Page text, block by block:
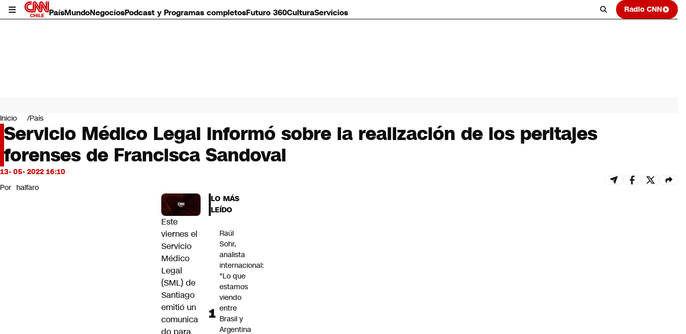
PaísMundoNegociosPodcast y Programas completosFuturo 360CulturaServicios Radio CNN
Mundo
Negocios
Deportes
Programas completos
Cultura
Servicios
Bits
CNN Data
Inicio País
Servicio Médico Legal informó sobre la realización de los peritajes
forenses de Francisca Sandoval
13- 05- 2022 16:10
Por halfaro
Este
viernes el
Servicio
Médico
Legal
(SML) de
Santiago
emitió un
comunica
do para
LO MÁS
LEÍDO
Raúl
Sohr,
analista
internacional:
"Lo que
estamos
viendo
entre
Brasil y
Argentina